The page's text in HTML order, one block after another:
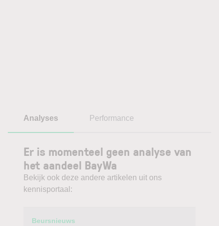
Analyses Performance
Er is momenteel geen analyse van
het aandeel BayWa
Bekijk ook deze andere artikelen uit ons
kennisportaal:
Category
Beursnieuws